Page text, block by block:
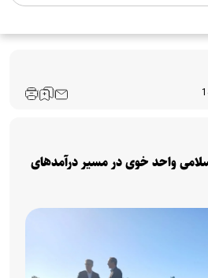
واحد خوی در مسیر درآمد‌های